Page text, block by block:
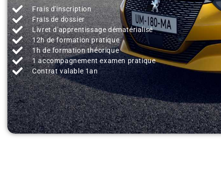
Frais d'inscription
Frais de dossier
Livret d'apprentissage dématérialisé
12h de formation pratique
1h de formation théorique
1 accompagnement examen pratique
Contrat valable 1an